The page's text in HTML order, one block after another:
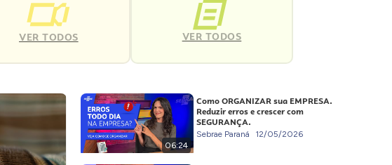
VER TODOS VER TODOS
06:24
Como ORGANIZAR sua EMPRESA.
Reduzir erros e crescer com
SEGURANÇA.
Sebrae Paraná 12/05/2026